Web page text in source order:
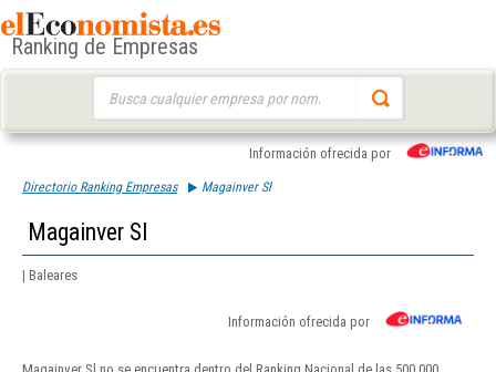
Ranking de Empresas
Información ofrecida por
Directorio Ranking Empresas Magainver Sl
Magainver Sl
| Baleares
Información ofrecida por